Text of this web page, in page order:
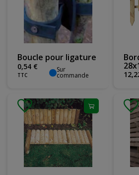
Boucle pour ligature
0,54 €
TTC
Sur
commande 12,